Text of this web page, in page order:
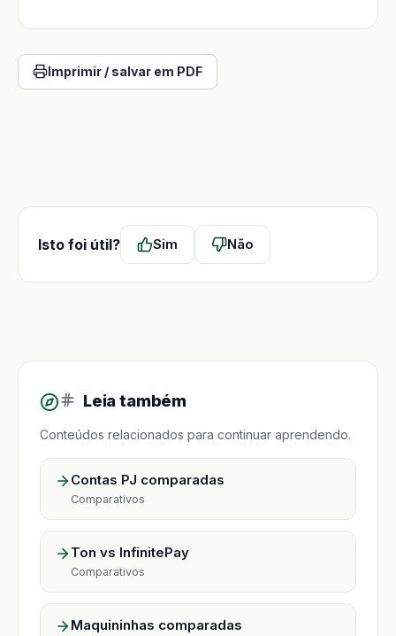
Imprimir / salvar em PDF
Isto foi útil? Sim Não
Leia também
Conteúdos relacionados para continuar aprendendo.
Contas PJ comparadas
Comparativos
Ton vs InfinitePay
Comparativos
Maquininhas comparadas